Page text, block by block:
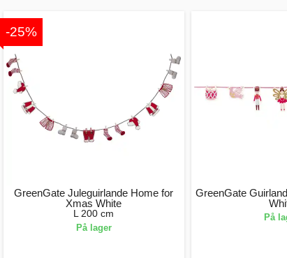
-25%
GreenGate Juleguirlande Home for
Xmas White
L 200 cm
På lager
GreenGate
På